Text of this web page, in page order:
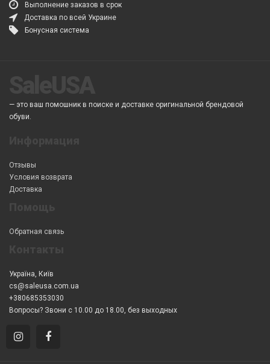
Выполнение заказов в срок
Доставка по всей Украине
Бонусная система
— это ваш помошник в поиске и доставке оригинальной брендовой
обуви.
Отзывы
Условия возврата
Доставка
Обратная связь
Україна, Київ
cs@saleusa.com.ua
+380685353030
Вопросы? Звони с 10.00 до 18.00, без выходных